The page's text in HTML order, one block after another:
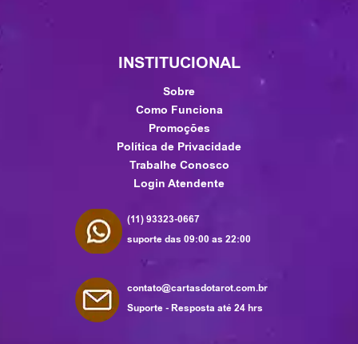
INSTITUCIONAL
Sobre
Como Funciona
Promoções
Política de Privacidade
Trabalhe Conosco
Login Atendente
(11) 93323-0667
suporte das 09:00 as 22:00
contato@cartasdotarot.com.br
Suporte - Resposta até 24 hrs